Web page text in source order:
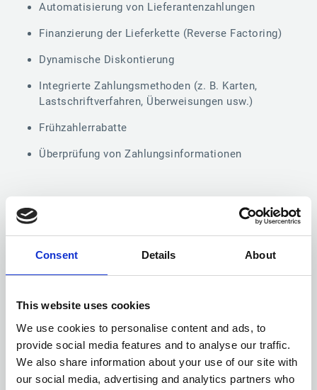
Consent Details About
This website uses cookies
We use cookies to personalise content and ads, to
provide social media features and to analyse our traffic.
We also share information about your use of our site with
our social media, advertising and analytics partners who
Automatisierung von Lieferantenzahlungen
Finanzierung der Lieferkette (Reverse Factoring)
Dynamische Diskontierung
Integrierte Zahlungsmethoden (z. B. Karten,
Lastschriftverfahren, Überweisungen usw.)
Frühzahlerrabatte
Überprüfung von Zahlungsinformationen